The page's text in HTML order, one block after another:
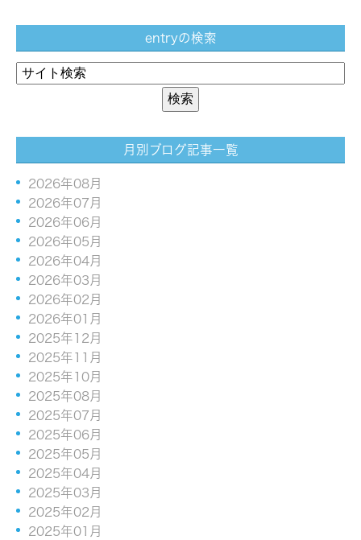
entryの検索
月別ブログ記事一覧
2026年08月
2026年07月
2026年06月
2026年05月
2026年04月
2026年03月
2026年02月
2026年01月
2025年12月
2025年11月
2025年10月
2025年08月
2025年07月
2025年06月
2025年05月
2025年04月
2025年03月
2025年02月
2025年01月